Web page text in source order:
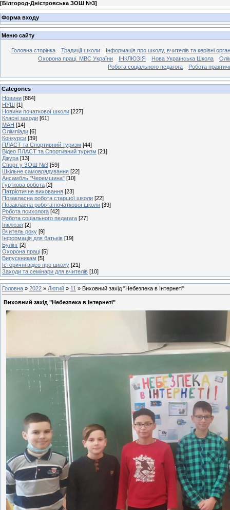
[Білгород-Дністровська ЗОШ №3]
Форма входу
Меню сайту
Головна сторінка Традиції школи
Інформація про школу, вчителів та керівні
Охорона праці. МВС України
ІНКЛЮЗІЯ Нова Українська Школа
Робота соціального педагога
Робота
Categories
Новини [884]
НУШ [1]
Новини початкової школи [227]
Класні заходи [61]
МАН [14]
Олімпіади [6]
Конкурси [39]
ПЛАСТ та Спортивний туризм [44]
Відео ПЛАСТ та Спортивний туризм [21]
Джура [13]
Спорт у ЗОШ №3 [59]
Шкільне самоврядування [22]
Ансамбль "Черемшина" [10]
Гурткова робота [2]
Патріотичне виховання [23]
Позакласна робота старшої школи [22]
Позакласна робота початкової школи [39]
Робота психолога [42]
Робота соціального педагага [27]
Інклюзія [2]
Вчитель року [9]
Інформація для батьків [19]
Булінг [2]
Охорона праці [5]
Випускникам [5]
Історичні відео про школу [21]
Заходи та семінари для вчителів [10]
Головна » 2022 » Лютий » 11 » Виховний захід "Небезпека в Інтернеті"
Виховний захід "Небезпека в Інтернеті"